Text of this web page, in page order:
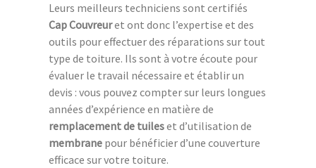
Leurs meilleurs techniciens sont certifiés
Cap Couvreuret ont donc l’expertise et des
outils pour effectuer des réparations sur tout
type de toiture. Ils sont à votre écoute pour
évaluer le travail nécessaire et établir un
devis : vous pouvez compter sur leurs longues
années d’expérience en matière de
remplacement de tuileset d’utilisation de
membrane pour bénéficier d’une couverture
efficace sur votre toiture.